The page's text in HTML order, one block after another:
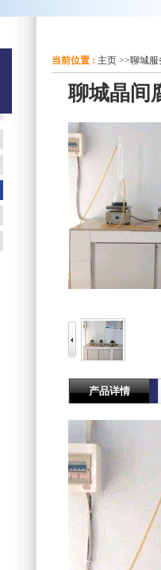
当前位置 : 主页 >>聊城服
聊城晶间
产品详情